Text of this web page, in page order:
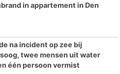
in appartement in Den
na incident op zee bij
twee mensen uit water
één persoon vermist